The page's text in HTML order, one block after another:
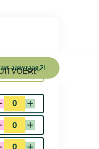
aanvraag